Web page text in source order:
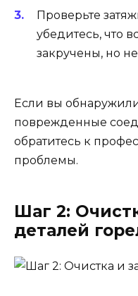
Проверьте
убедитесь, что
закручены, но
Если вы обнаружили
поврежденные
обратитесь к
проблемы.
Шаг 2:
деталей